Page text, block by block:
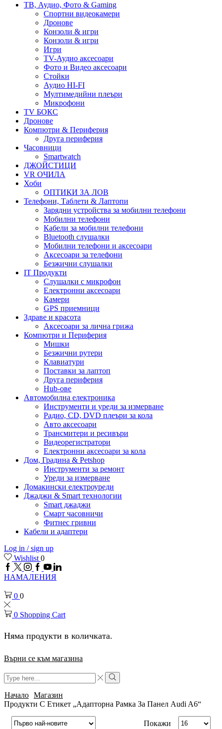
ТВ, Аудио, Фото & Gaming
Спортни видеокамери
Дронове
Конзоли & игри
Конзоли & игри
Игри
TV-Аудио аксесоари
Фото и Видео аксесоари
Стойки
Аудио HI-FI
Мултимедийни плеъри
Микрофони
TV БОКС
Дронове
Компютри & Периферия
Друга периферия
Часовници
Smartwatch
ДЖОЙСТИЦИ
VR ОЧИЛА
Хоби
ОПТИКИ ЗА ЛОВ
Телефони, Таблети & Лаптопи
Зарядни устройства за мобилни телефони
Мобилни телефони
Кабели за мобилни телефони
Bluetooth слушалки
Мобилни телефони и аксесоари
Аксесоари за телефони
Безжични слушалки
IT Продукти
Слушалки с микрофон
Електронни аксесоари
Камери
GPS приемници
Здраве и красота
Аксесоари за лична грижа
Компютри и Периферия
Мишки
Безжични рутери
Клавиатури
Поставки за лаптоп
Друга периферия
Hub-ове
Автомобилна електроника
Инструменти и уреди за измерване
Радио, CD, DVD плеъри за кола
Авто аксесоари
Трансмитери и ресивъри
Видеорегистратори
Електронни аксесоари за кола
Дом, Градина & Petshop
Инструменти за ремонт
Уреди за измерване
Домакински електроуреди
Джаджи & Smart технологии
Smart джаджи
Смарт часовничи
Фитнес гривни
Кабели и адаптери
Log in / sign up
Wishlist 0
Facebook
Twitter
Instagram
Google
plus
Youtube
Linkedin
НАМАЛЕНИЯ
0 0
0 Shopping Cart
Няма продукти в количката.
Върни се към магазина
Search
input
Search
Начало Магазин
Продукти С Етикет „адапторна Рамка За Панел Audi A6“
Покажи
Брой